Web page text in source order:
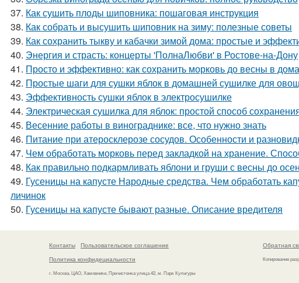
37. Как сушить плоды шиповника: пошаговая инструкция
38. Как собрать и высушить шиповник на зиму: полезные советы
39. Как сохранить тыкву и кабачки зимой дома: простые и
40. Энергия и страсть: концерты 'ПолнаЛюбви' в Ростове-на-Дону
41. Просто и эффективно: как сохранить морковь до весны в
42. Простые шаги для сушки яблок в домашней сушилке для
43. Эффективность сушки яблок в электросушилке
44. Электрическая сушилка для яблок: простой способ
45. Весенние работы в винограднике: все, что нужно знать
46. Питание при атеросклерозе сосудов. Особенности и
47. Чем обработать морковь перед закладкой на хранение.
48. Как правильно подкармливать яблони и груши с весны до
49. Гусеницы на капусте Народные средства. Чем обработать
личинок
50. Гусеницы на капусте бывают разные. Описание вредителя
Контакты
Пользовательское соглашение
Политика конфидециальности
г. Москва, ЦАО, Хамовники, Пречистенка улица 42, м. Парк Культуры
Обратная
Копирование